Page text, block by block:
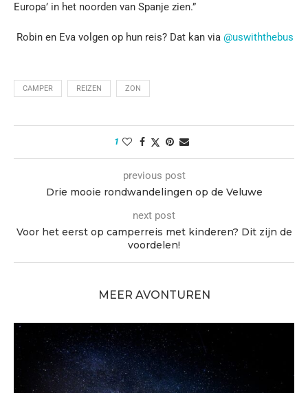
Europa’ in het noorden van Spanje zien.”
Robin en Eva volgen op hun reis? Dat kan via @uswiththebus
CAMPER REIZEN ZON
1
previous post
Drie mooie rondwandelingen op de Veluwe
next post
Voor het eerst op camperreis met kinderen? Dit zijn de
voordelen!
MEER AVONTUREN